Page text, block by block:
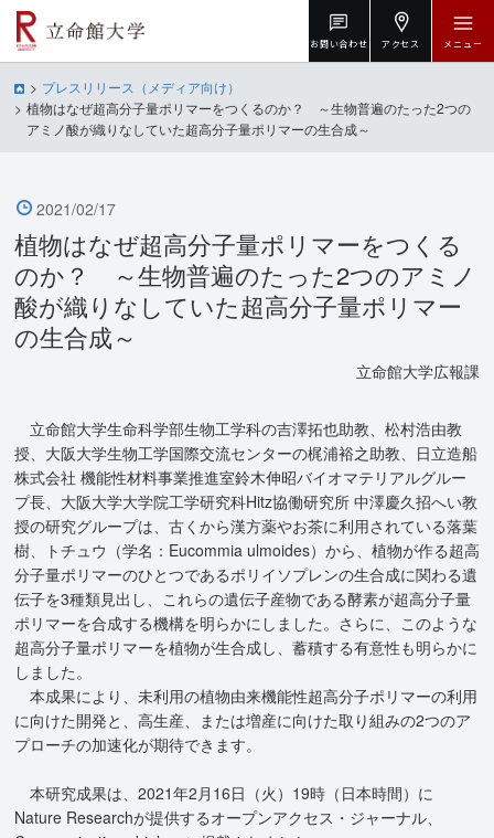
お問い合わせ アクセス メニュー
プレスリリース（メディア向け）
植物はなぜ超高分子量ポリマーをつくるのか？ ～生物普遍のたった2つの
アミノ酸が織りなしていた超高分子量ポリマーの生合成～
2021/02/17
植物はなぜ超高分子量ポリマーをつくる
のか？ ～生物普遍のたった2つのアミノ
酸が織りなしていた超高分子量ポリマー
の生合成～
立命館大学広報課
立命館大学生命科学部生物工学科の吉澤拓也助教、松村浩由教
授、大阪大学生物工学国際交流センターの梶浦裕之助教、日立造船
株式会社 機能性材料事業推進室鈴木伸昭バイオマテリアルグルー
プ長、大阪大学大学院工学研究科Hitz協働研究所 中澤慶久招へい教
授の研究グループは、古くから漢方薬やお茶に利用されている落葉
樹、トチュウ（学名：Eucommia ulmoides）から、植物が作る超高
分子量ポリマーのひとつであるポリイソプレンの生合成に関わる遺
伝子を3種類見出し、これらの遺伝子産物である酵素が超高分子量
ポリマーを合成する機構を明らかにしました。さらに、このような
超高分子量ポリマーを植物が生合成し、蓄積する有意性も明らかに
しました。
本成果により、未利用の植物由来機能性超高分子ポリマーの利用
に向けた開発と、高生産、または増産に向けた取り組みの2つのア
プローチの加速化が期待できます。
本研究成果は、2021年2月16日（火）19時（日本時間）に
Nature Researchが提供するオープンアクセス・ジャーナル、